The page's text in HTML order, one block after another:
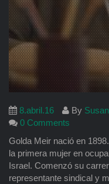
8.abril.16 By
0 Comments
Golda Meir nació en
la primera mujer en
Israel. Comenzó su
representante sindical y